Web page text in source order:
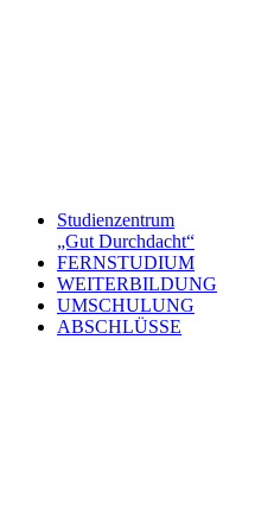
Studienzentrum
„Gut Durchdacht“
FERNSTUDIUM
WEITERBILDUNG
UMSCHULUNG
ABSCHLÜSSE